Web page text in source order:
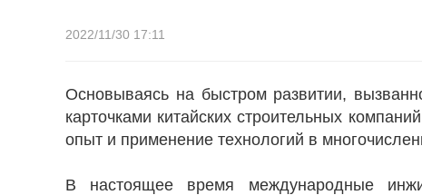
2022/11/30 17:11
Основываясь на быстром развитии,
карточками китайских строительных
опыт и применение технологий в
В настоящее время международные